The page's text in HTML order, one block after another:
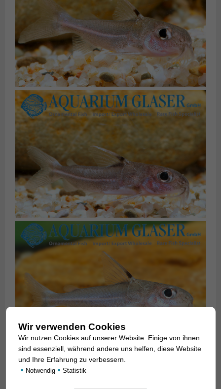
Wir verwenden Cookies
Wir nutzen Cookies auf unserer Website. Einige von ihnen
sind essenziell, während andere uns helfen, diese Website
und Ihre Erfahrung zu verbessern.
• Notwendig • Statistik